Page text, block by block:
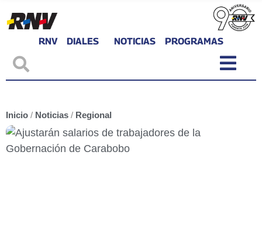
RNV DIALES NOTICIAS PROGRAMAS
Inicio / Noticias / Regional